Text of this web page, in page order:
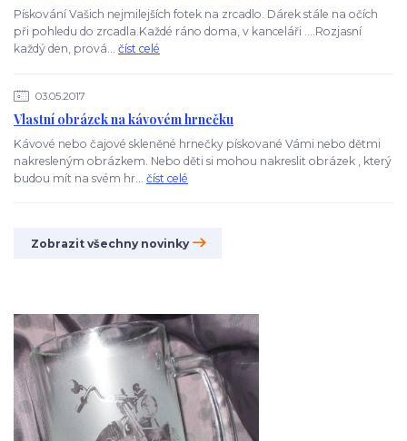
Pískování Vašich nejmilejších fotek na zrcadlo. Dárek stále na očích
při pohledu do zrcadla.Každé ráno doma, v kanceláři ....Rozjasní
každý den, prová... číst celé
03.05.2017
Vlastní obrázek na kávovém hrnečku
Kávové nebo čajové skleněné hrnečky pískované Vámi nebo dětmi
nakresleným obrázkem. Nebo děti si mohou nakreslit obrázek , který
budou mít na svém hr... číst celé
Zobrazit všechny novinky